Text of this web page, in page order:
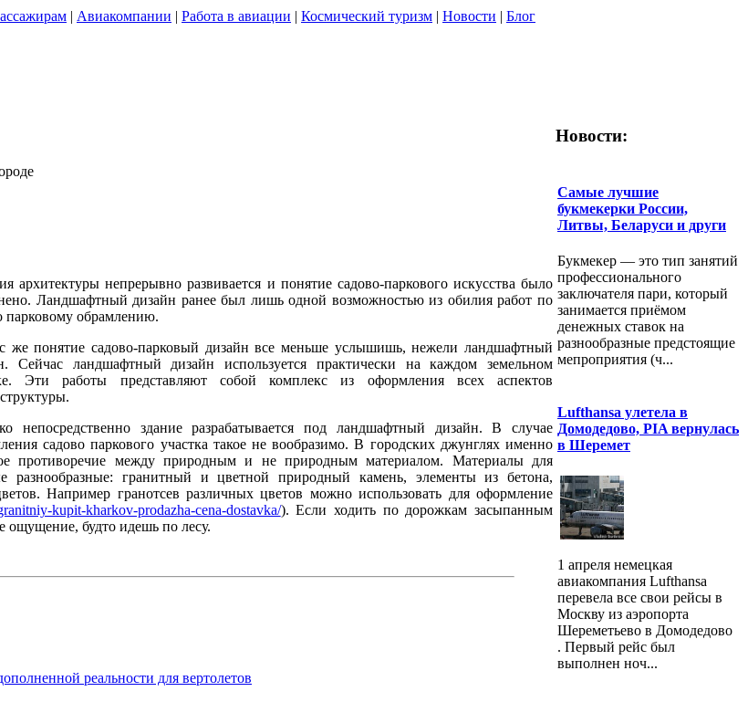
| Авиакомпании | Работа в авиации | Космический туризм | Новости | Блог
архитектуры непрерывно развивается и понятие садово-паркового искусства было
Ландшафтный дизайн ранее был лишь одной возможностью из обилия работ по
парковому обрамлению.
же понятие садово-парковый дизайн все меньше услышишь, нежели ландшафтный
Сейчас ландшафтный дизайн используется практически на каждом земельном
Эти работы представляют собой комплекс из оформления всех аспектов
непосредственно здание разрабатывается под ландшафтный дизайн. В случае
садово паркового участка такое не вообразимо. В городских джунглях именно
противоречие между природным и не природным материалом. Материалы для
разнообразные: гранитный и цветной природный камень, элементы из бетона,
Например гранотсев различных цветов можно использовать для оформление
kupit-kharkov-prodazha-cena-dostavka/). Если ходить по дорожкам засыпанным
ощущение, будто идешь по лесу.
реальности для вертолетов
Новости:
Самые лучшие
букмекерки России,
Литвы, Беларуси и други
Букмекер — это тип занятий
профессионального
заключателя пари, который
занимается приёмом
денежных ставок на
разнообразные предстоящие
мепроприятия (ч...
Lufthansa улетела в
Домодедово, PIA вернулась
в Шеремет
1 апреля немецкая
авиакомпания Lufthansa
перевела все свои рейсы в
Москву из аэропорта
Шереметьево в Домодедово
. Первый рейс был
выполнен ноч...